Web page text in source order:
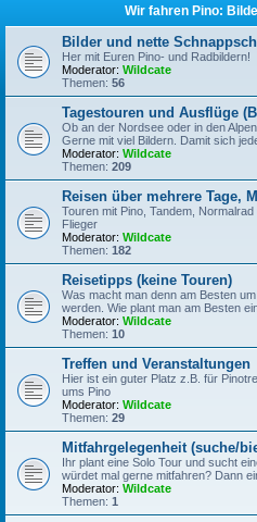
Wir fahren Pino:
Bilder und nette
Her mit Euren Pino- und Radbildern!
Moderator: Wildcate
Themen: 56
Tagestouren und Ausflüge
Ob an der Nordsee oder in den
Gerne mit viel Bildern. Damit sich
Moderator: Wildcate
Themen: 209
Reisen über mehrere Tage,
Touren mit Pino, Tandem,
Flieger
Moderator: Wildcate
Themen: 182
Reisetipps (keine Touren)
Was macht man denn am Besten
werden. Wie plant man am Besten
Moderator: Wildcate
Themen: 10
Treffen und Veranstaltungen
Hier ist ein guter Platz z.B. für
ums Pino
Moderator: Wildcate
Themen: 29
Mitfahrgelegenheit (suche/
Ihr plant eine Solo Tour und sucht
würdet mal gerne mitfahren? Dann
Moderator: Wildcate
Themen: 1